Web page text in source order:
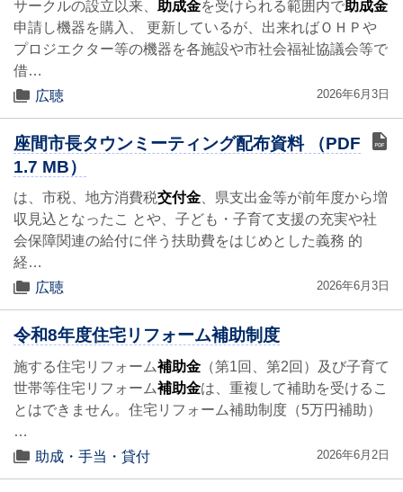
サークルの設立以来、 助成金を受けられる範囲内で助成金
申請し機器を購入、 更新しているが、出来ればＯＨＰや
プロジエクター等の機器を各施設や市社会福祉協議会等で
借…
広聴
2026年6月3日
座間市長タウンミーティング配布資料 （PDF
1.7 MB）
は、市税、地方消費税交付金 、県支出金等が前年度から増
収見込となったこ とや、子ども・子育て支援の充実や社
会保障関連の給付に伴う扶助費をはじめとした義務 的
経…
広聴
2026年6月3日
令和8年度住宅リフォーム補助制度
施する住宅リフォーム補助金 （第1回、第2回）及び子育て
世帯等住宅リフォーム補助金は、重複して補助を受けるこ
とはできません。住宅リフォーム補助制度（5万円補助）
…
助成・手当・貸付
2026年6月2日